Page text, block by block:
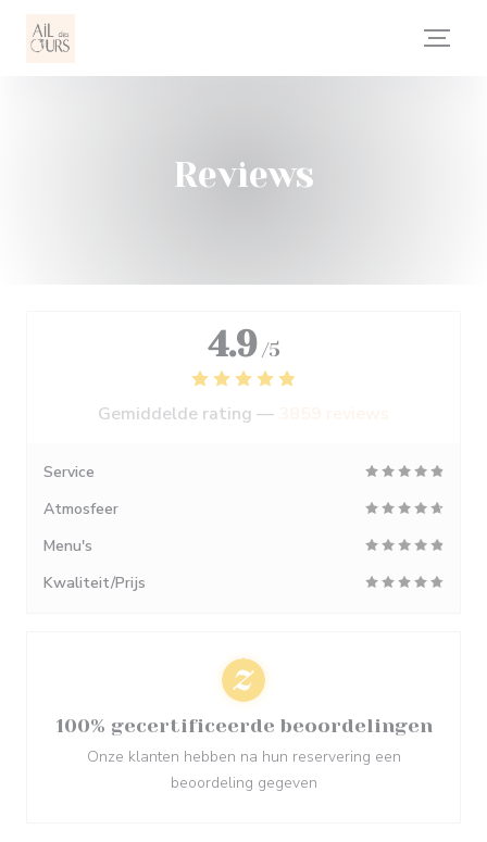
Reviews
4.9 /5
Gemiddelde rating —
Service
Atmosfeer
Menu's
Kwaliteit/Prijs
100% gecertificeerde beoordelingen
Onze klanten hebben na hun reservering een
beoordeling gegeven